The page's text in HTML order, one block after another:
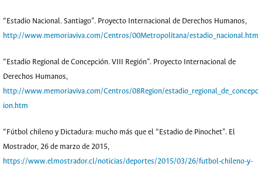
“Estadio Nacional. Santiago”. Proyecto Internacional de Derechos Humanos,
http://www.memoriaviva.com/Centros/00Metropolitana/estadio_nacional.htm
“Estadio Regional de Concepción. VIII Región”. Proyecto Internacional de
Derechos Humanos,
http://www.memoriaviva.com/Centros/08Region/estadio_regional_de_concepc
ion.htm
“Fútbol chileno y Dictadura: mucho más que el “Estadio de Pinochet”. El
Mostrador, 26 de marzo de 2015,
https://www.elmostrador.cl/noticias/deportes/2015/03/26/futbol-chileno-y-